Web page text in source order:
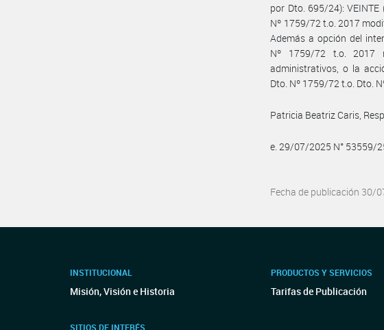
por Dto. 695/24): VEINTE
Nº 1759/72 t.o. 2017
Además a opción del
Nº 1759/72 t.o. 2017
administrativos, o la
Dto. Nº 1759/72 t.o. Dto.
Patricia Beatriz Caris,
e. 29/07/2025 N° 53559/
Fecha de publicación 30/
INSTITUCIONAL
Misión, Visión e Historia
SITIOS DE INTERÉS
PRODUCTOS Y SERVICIOS
Tarifas de Publicación